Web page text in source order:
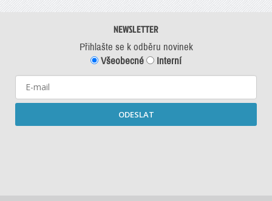
NEWSLETTER
Přihlašte se k odběru novinek
Všeobecné
Interní
ODESLAT